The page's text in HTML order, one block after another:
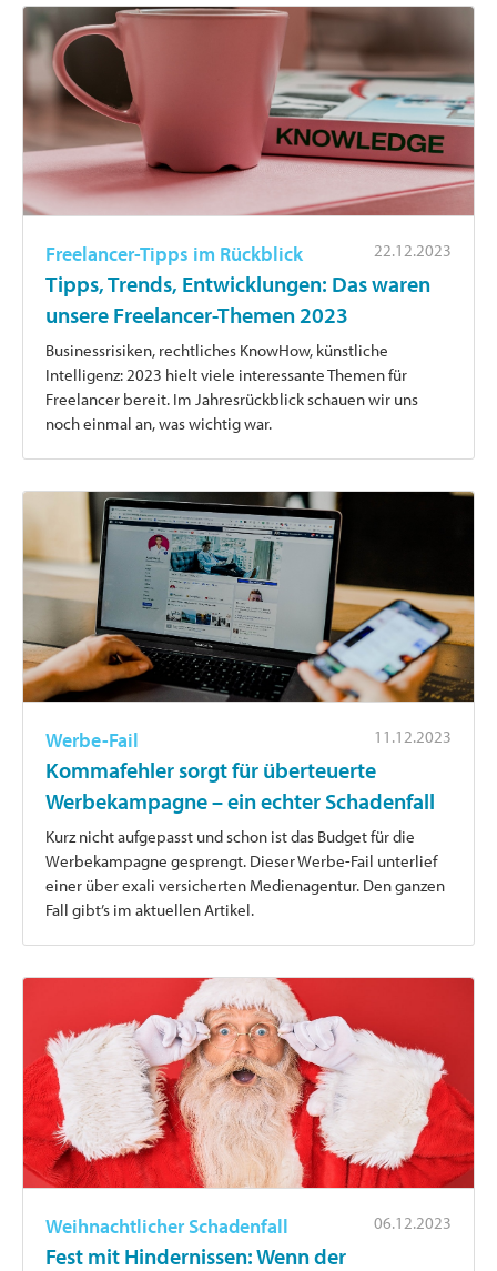
22.12.2023
Freelancer-Tipps im Rückblick
Tipps, Trends, Entwicklungen: Das waren
unsere Freelancer-Themen 2023
Businessrisiken, rechtliches KnowHow, künstliche
Intelligenz: 2023 hielt viele interessante Themen für
Freelancer bereit. Im Jahresrückblick schauen wir uns
noch einmal an, was wichtig war.
11.12.2023
Werbe-Fail
Kommafehler sorgt für überteuerte
Werbekampagne – ein echter Schadenfall
Kurz nicht aufgepasst und schon ist das Budget für die
Werbekampagne gesprengt. Dieser Werbe-Fail unterlief
einer über exali versicherten Medienagentur. Den ganzen
Fall gibt’s im aktuellen Artikel.
06.12.2023
Weihnachtlicher Schadenfall
Fest mit Hindernissen: Wenn der